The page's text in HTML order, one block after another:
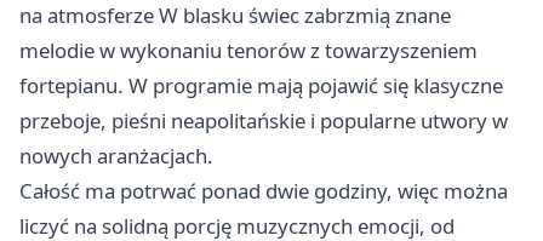
na atmosferze W blasku świec zabrzmią znane
melodie w wykonaniu tenorów z towarzyszeniem
fortepianu. W programie mają pojawić się klasyczne
przeboje, pieśni neapolitańskie i popularne utwory w
nowych aranżacjach.
Całość ma potrwać ponad dwie godziny, więc można
liczyć na solidną porcję muzycznych emocji, od